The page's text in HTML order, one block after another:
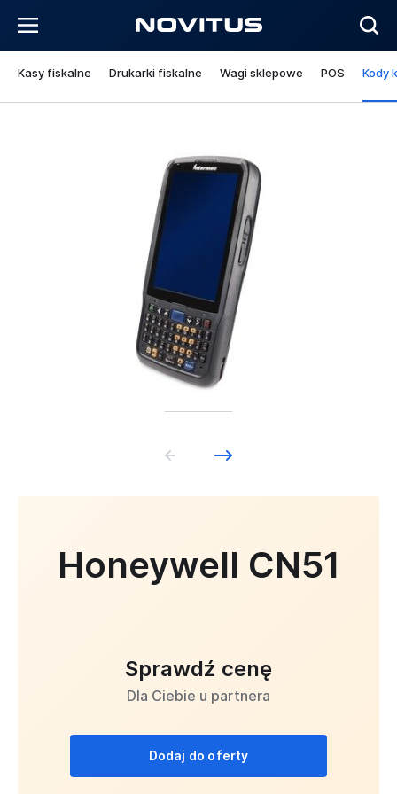
Kasy fiskalne Drukarki fiskalne Wagi sklepowe POS Kody
Honeywell CN51
Sprawdź cenę
Dla Ciebie u partnera
Dodaj do oferty